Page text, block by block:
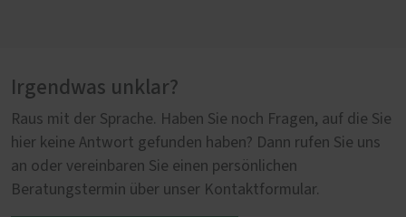
jedem Neubau.
Irgendwas unklar?
Raus mit der Sprache. Haben Sie noch Fragen, auf die Sie
hier keine Antwort gefunden haben? Dann rufen Sie uns
an oder vereinbaren Sie einen persönlichen
Beratungstermin über unser Kontaktformular.